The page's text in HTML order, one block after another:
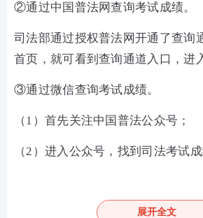
②通过中国普法网查询考试成绩。
司法部通过授权普法网开通了查询
首页，就可看到查询通道入口，进
③通过微信查询考试成绩。
（1）首先关注中国普法公众号；
（2）进入公众号，找到司法考试
相关证件号码、验证码之后，就可
展开全文